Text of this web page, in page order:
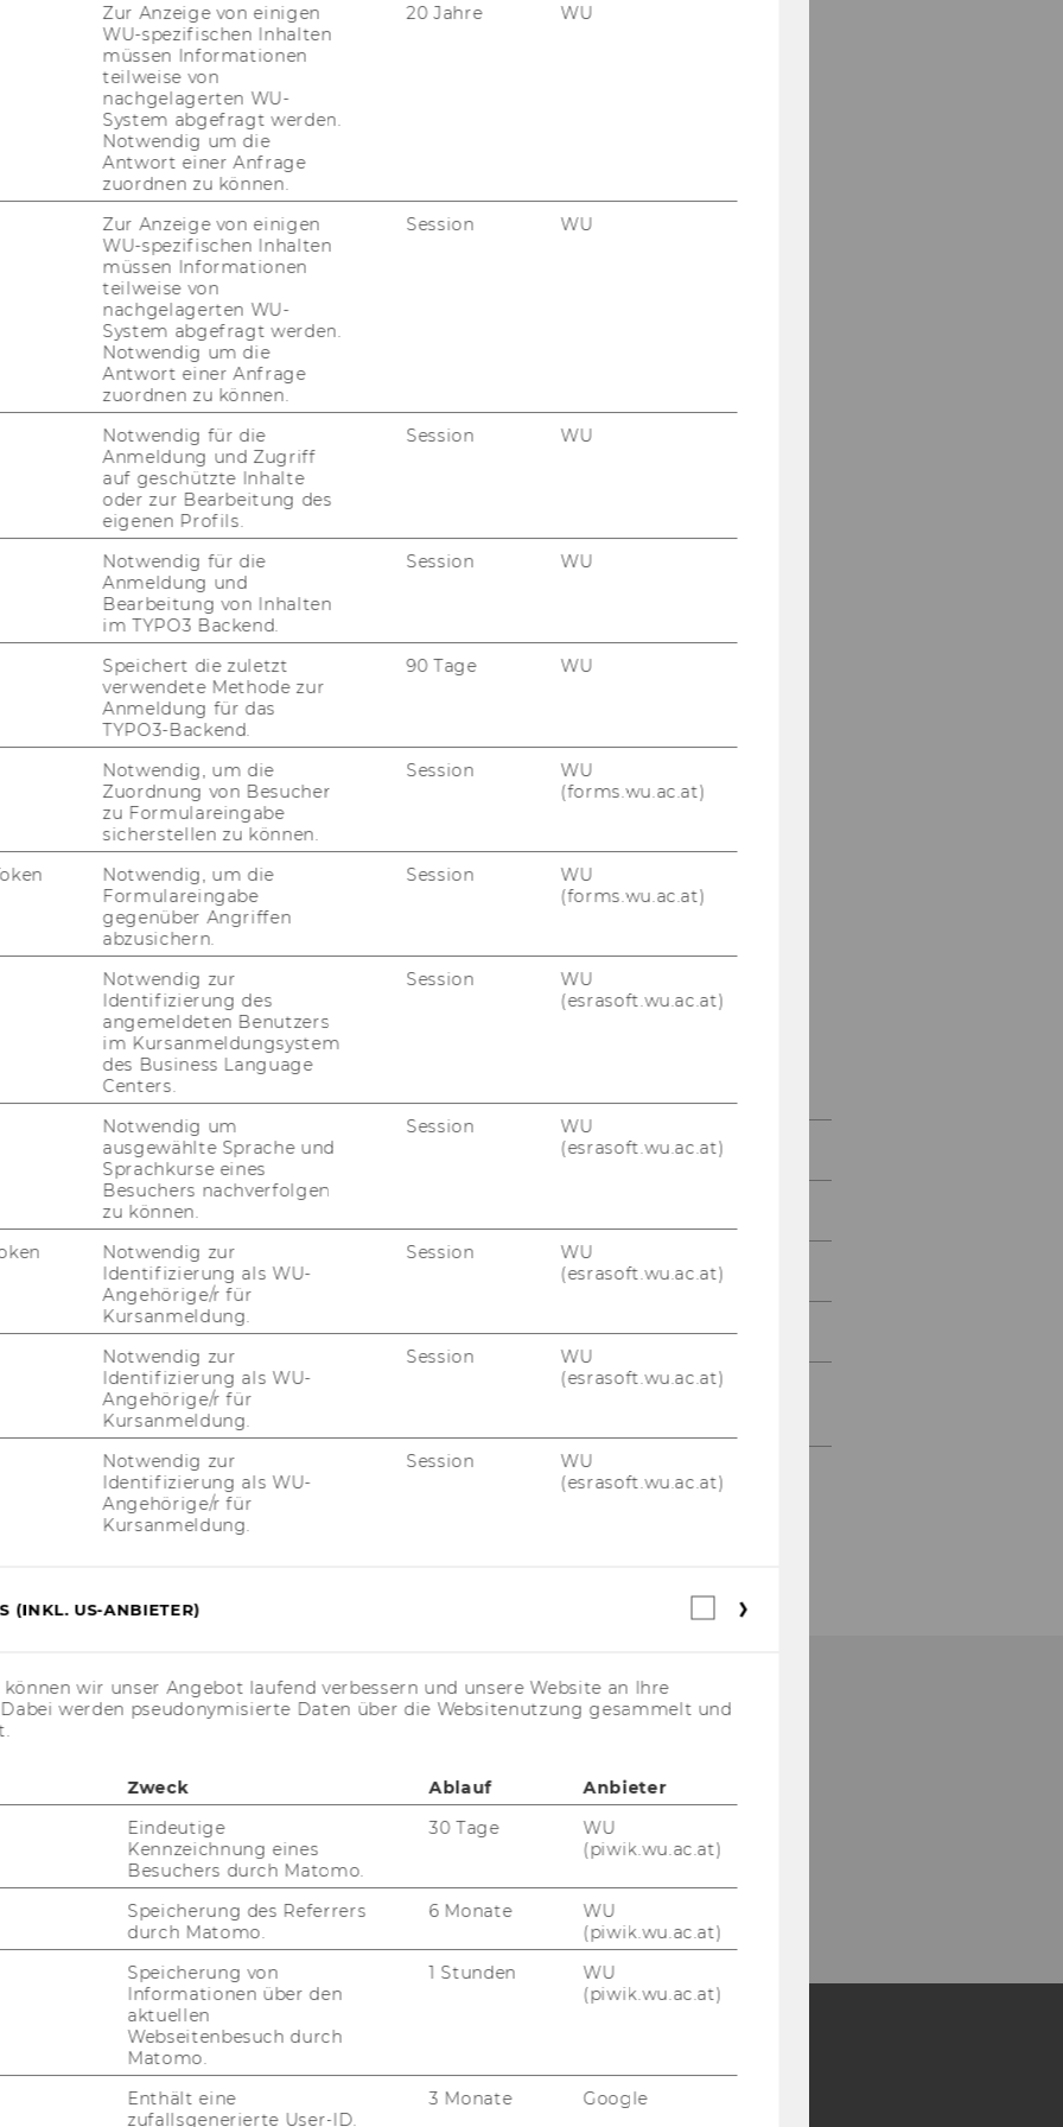
gerhard.geissler@wu.ac.at
+43-1-31336-4421
Ver­net­zung
und Mas­ter­ar­bei­ten
sind im eVVZ er­sicht­lich.
Bil­dungs­pro­jek­te
Be­triebs­wirt­schaft an Fach­hoch­schu­len
Lehrerfort-​ und wei­ter­bil­dung in Ös­ter­
und Case Studies
Uni­ver­si­tät Wien
Wirt­schafts­ge­schich­te, Uni­ver­si­
Wien
Seeliger, Johanna
Steininger, Rosanna
Unsere Aufgaben
Unser Glossar
Wir im Überblick
In­sti­tut für Wirt­schafts­päd­
Stock
Front Of­fice
Ge­bäu­de D2, Ein­gang E, 1.
Stock
Welt­han­dels­platz 1
Fon: +43-​1-31336-4628
Fax: +43-​1-31336-904628
NewsletterBluesky ACCREDITED BY:
AACSB AMBA
Zur Anzeige von einigen
WU-spezifischen Inhalten
müssen Informationen
teilweise von
nachgelagerten WU-
System abgefragt werden.
Notwendig um die
Antwort einer Anfrage
zuordnen zu können.
20 Jahre WU
Zur Anzeige von einigen
WU-spezifischen Inhalten
müssen Informationen
teilweise von
nachgelagerten WU-
System abgefragt werden.
Notwendig um die
Antwort einer Anfrage
zuordnen zu können.
Session WU
Notwendig für die
Anmeldung und Zugriff
auf geschützte Inhalte
oder zur Bearbeitung des
eigenen Profils.
Session WU
Notwendig für die
Anmeldung und
Bearbeitung von Inhalten
im TYPO3 Backend.
Session WU
Speichert die zuletzt
verwendete Methode zur
Anmeldung für das
TYPO3-Backend.
90 Tage WU
Notwendig, um die
Zuordnung von Besucher
zu Formulareingabe
sicherstellen zu können.
Session
WU
(forms.wu.ac.at)
Notwendig, um die
Formulareingabe
gegenüber Angriffen
abzusichern.
Session
WU
(forms.wu.ac.at)
Notwendig zur
Identifizierung des
angemeldeten Benutzers
im Kursanmeldungsystem
des Business Language
Centers.
Session
WU
(esrasoft.wu.ac.at)
Notwendig um
ausgewählte Sprache und
Sprachkurse eines
Besuchers nachverfolgen
zu können.
Session
WU
(esrasoft.wu.ac.at)
Notwendig zur
Identifizierung als WU-
Angehörige/r für
Kursanmeldung.
Session
WU
(esrasoft.wu.ac.at)
Notwendig zur
Identifizierung als WU-
Angehörige/r für
Kursanmeldung.
Session
WU
(esrasoft.wu.ac.at)
Notwendig zur
Identifizierung als WU-
Angehörige/r für
Kursanmeldung.
Session
WU
(esrasoft.wu.ac.at)
(INKL. US-ANBIETER)
Webstatistik
wir unser Angebot laufend verbessern und unsere Website an Ihre
werden pseudonymisierte Daten über die Websitenutzung gesammelt und
Zweck Ablauf
Anbieter
Eindeutige
Kennzeichnung eines
Besuchers durch Matomo.
30 Tage
WU
(piwik.wu.ac.at)
Speicherung des Referrers
durch Matomo.
6 Monate
WU
(piwik.wu.ac.at)
Speicherung von
Informationen über den
aktuellen
Webseitenbesuch durch
Matomo.
1 Stunden
WU
(piwik.wu.ac.at)
Enthält eine
zufallsgenerierte User-ID.
3 Monate Google